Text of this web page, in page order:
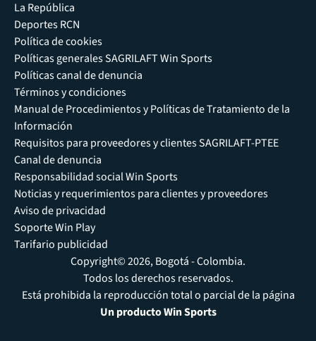
La República
Deportes RCN
Política de cookies
Políticas generales SAGRILAFT Win Sports
Políticas canal de denuncia
Términos y condiciones
Manual de Procedimientos y Políticas de Tratamiento de la
Información
Requisitos para proveedores y clientes SAGRILAFT-PTEE
Canal de denuncia
Responsabilidad social Win Sports
Noticias y requerimientos para clientes y proveedores
Aviso de privacidad
Soporte Win Play
Tarifario publicidad
Copyright© 2026, Bogotá - Colombia.
Todos los derechos reservados.
Está prohibida la reproducción total o parcial de la página
Un producto Win Sports